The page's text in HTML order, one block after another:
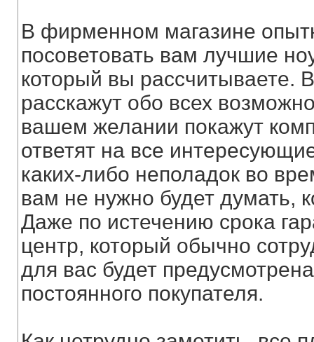
В фирменном магазине
посоветовать вам лучшие
который вы рассчитываете.
расскажут обо всех
вашем желании покажут
ответят на все
каких-либо неполадок во
вам не нужно будет думать,
Даже по истечению срока
центр, который обычно
для вас будет
постоянного покупателя.